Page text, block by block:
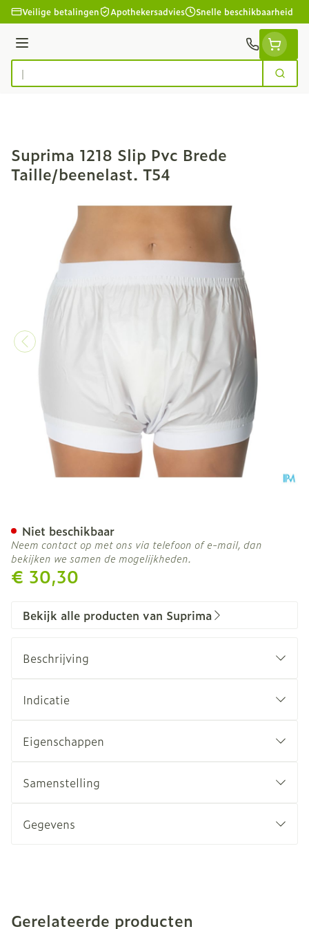
Ga naar de inhoud
Veilige betalingen Apothekersadvies Snelle beschikbaarheid
Menu
Product, merk, categorie...
Zoek
Suprima 1218 Slip Pvc Brede
Taille/beenelast. T54
€ 30,30
Niet beschikbaar
Neem contact op met ons via telefoon of e-mail, dan
bekijken we samen de mogelijkheden.
Bekijk alle producten van Suprima
Beschrijving
Indicatie
Eigenschappen
Samenstelling
Gegevens
Gerelateerde producten